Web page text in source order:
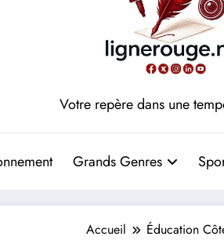
Votre repère dans une
Grands Genres
Accueil Éducation